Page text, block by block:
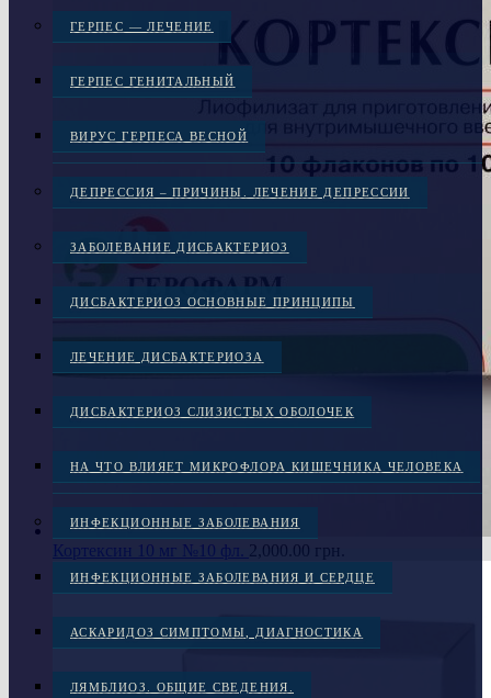
ГЕРПЕС — ЛЕЧЕНИЕ
ГЕРПЕС ГЕНИТАЛЬНЫЙ
ВИРУС ГЕРПЕСА ВЕСНОЙ
ДЕПРЕССИЯ – ПРИЧИНЫ. ЛЕЧЕНИЕ ДЕПРЕССИИ
ЗАБОЛЕВАНИЕ ДИСБАКТЕРИОЗ
ДИСБАКТЕРИОЗ ОСНОВНЫЕ ПРИНЦИПЫ
ЛЕЧЕНИЕ ДИСБАКТЕРИОЗА
ДИСБАКТЕРИОЗ СЛИЗИСТЫХ ОБОЛОЧЕК
НА ЧТО ВЛИЯЕТ МИКРОФЛОРА КИШЕЧНИКА ЧЕЛОВЕКА
ИНФЕКЦИОННЫЕ ЗАБОЛЕВАНИЯ
ИНФЕКЦИОННЫЕ ЗАБОЛЕВАНИЯ И СЕРДЦЕ
АСКАРИДОЗ СИМПТОМЫ, ДИАГНОСТИКА
ЛЯМБЛИОЗ. ОБЩИЕ СВЕДЕНИЯ.
Кортексин 10 мг №10 фл. 2,000.00 грн.